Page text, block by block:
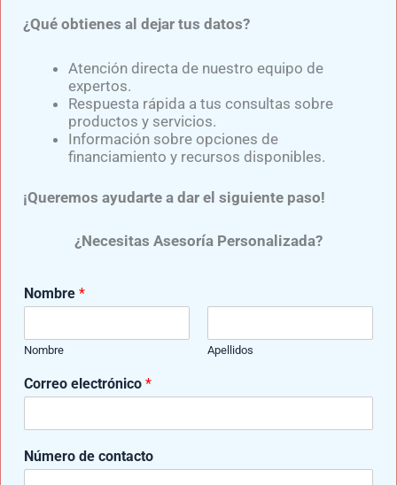
Experto en el diseño y confección de diversas prótesis para
elaboradas con componentes de última generación y de
reconocidas marcas como: Ottobock, Ossur, Oandp, Willow
Wood, entre otras.
Entradas relacionadas
¿Qué obtienes al dejar tus datos?
Atención directa de nuestro equipo de
expertos.
Respuesta rápida a tus consultas sobre
productos y servicios.
Información sobre opciones de
financiamiento y recursos disponibles.
¡Queremos ayudarte a dar el siguiente paso!
¿Necesitas Asesoría Personalizada?
C
o
r
e
N
m
r
Nombre *
Nombre Apellidos
Correo electrónico *
Número de contacto